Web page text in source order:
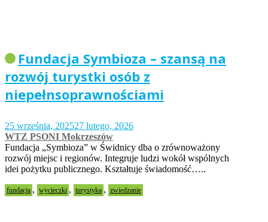
Fundacja Symbioza – szansą na
rozwój turystki osób z
niepełnsoprawnościami
25 września, 202527 lutego, 2026
WTZ PSONI Mokrzeszów
Fundacja „Symbioza” w Świdnicy dba o zrównoważony
rozwój miejsc i regionów. Integruje ludzi wokół wspólnych
idei pożytku publicznego. Kształtuje świadomość…..
fundacja , wycieczki , turystyka , zwiedzanie